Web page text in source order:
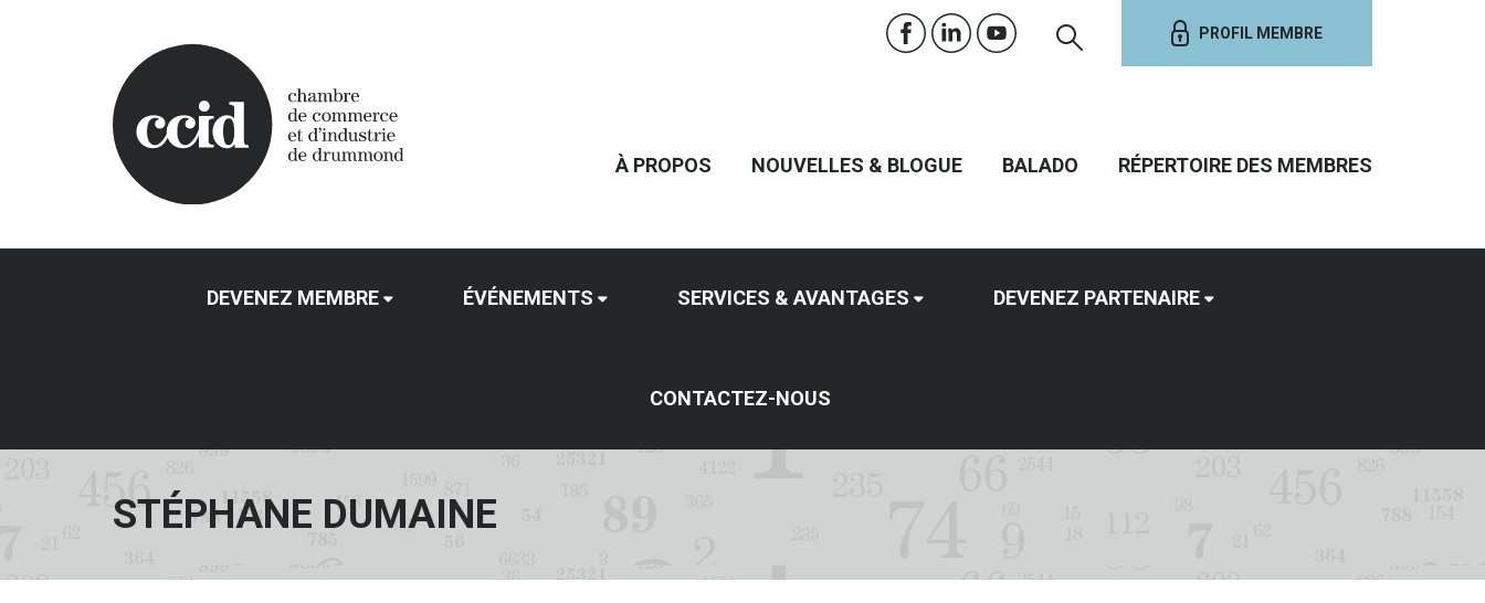
PROFIL MEMBRE
À PROPOS NOUVELLES & BLOGUE BALADO RÉPERTOIRE DES MEMBRES
DEVENEZ MEMBRE ÉVÉNEMENTS SERVICES & AVANTAGES DEVENEZ PARTENAIRE
CONTACTEZ-NOUS
STÉPHANE DUMAINE